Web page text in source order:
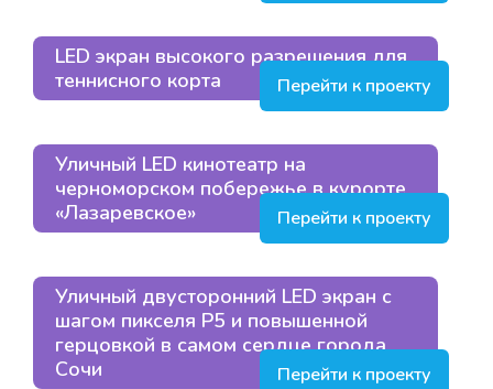
LED экран высокого разрешения для
теннисного корта
Перейти к проекту
Уличный LED кинотеатр на
черноморском побережье в курорте
«Лазаревское»
Перейти к проекту
Уличный двусторонний LED экран с
шагом пикселя Р5 и повышенной
герцовкой в самом сердце города
Сочи
Перейти к проекту